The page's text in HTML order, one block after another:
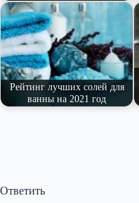
Рейтинг лучших солей для
ванны на 2021 год
Ответить